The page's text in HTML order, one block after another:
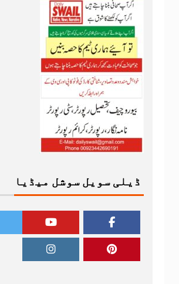
ڈیلی سویل سوشل میڈیا